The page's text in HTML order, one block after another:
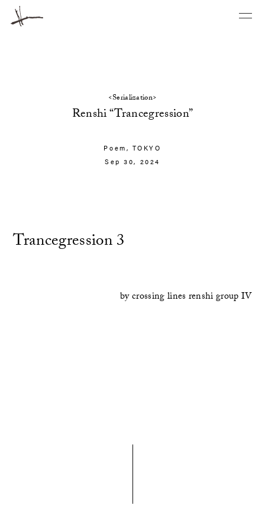
<Serialization>
Renshi “Trancegression”
Poem, TOKYO
Sep 30, 2024
Trancegression 3
bycrossing lines renshi group IV